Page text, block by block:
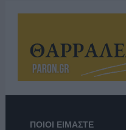
ΠΟΙΟΙ ΕΙΜΑΣΤΕ